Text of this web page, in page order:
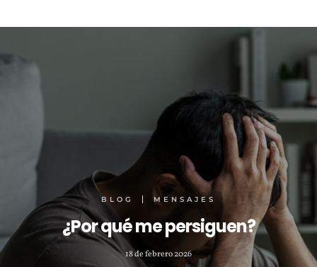
BLOG MENSAJES
¿Por qué me persiguen?
18 de febrero 2026